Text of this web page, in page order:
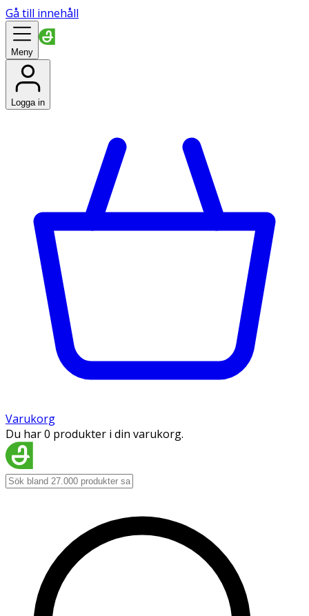
Gå till innehåll
Meny
Logga in
Varukorg
Du har 0 produkter i din varukorg.